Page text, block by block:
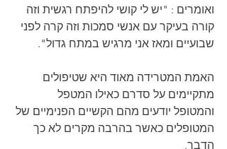
ואומרים : "יש לי קושי להיפתח רגשית וזה
קורה בעיקר עם אנשי סמכות וזה קרה לפני
שבועיים ומאז אני מרגיש במתח גדול".
האמת המטרידה מאוד היא שטיפולים
מתקיימים על סדרם כאילו המטפל
והמטופל יודעים מהם הקשיים הפנימיים של
המטופלים כאשר בהרבה מקרים לא כך
הדבר.